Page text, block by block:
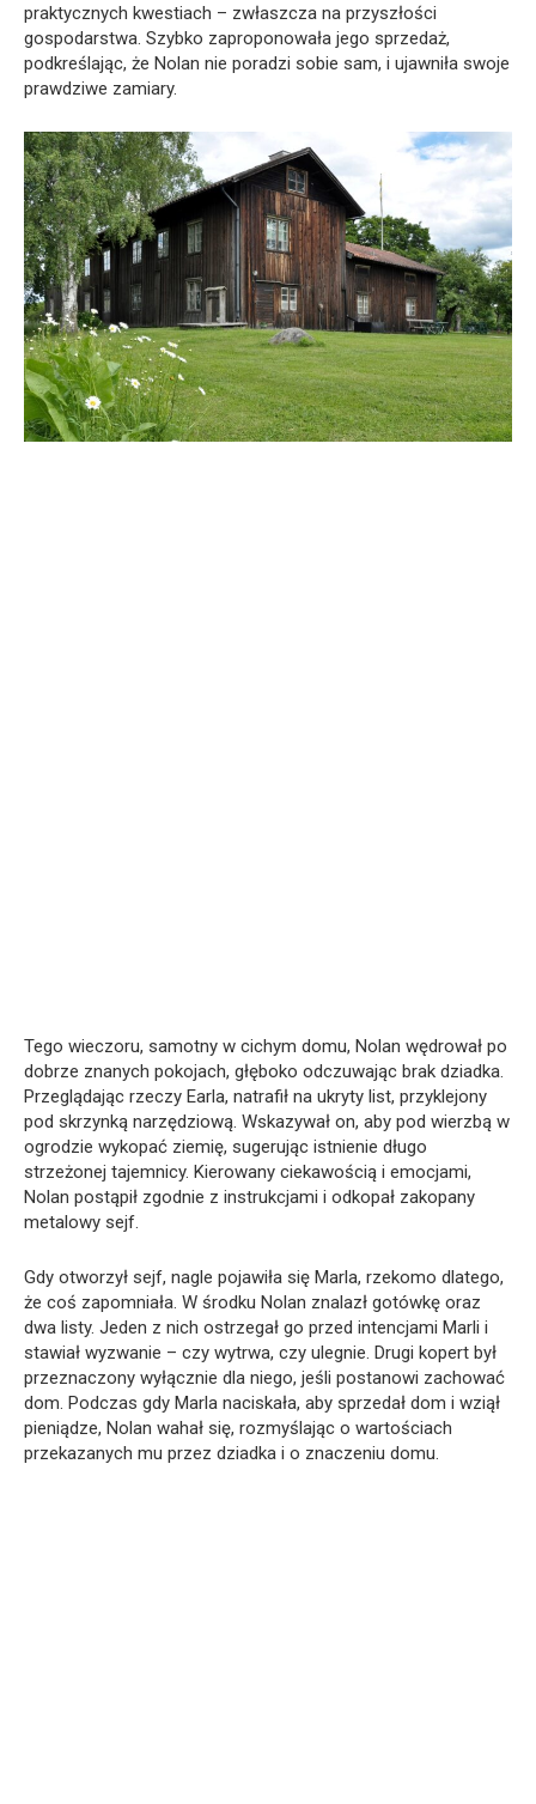
praktycznych kwestiach – zwłaszcza na przyszłości
gospodarstwa. Szybko zaproponowała jego sprzedaż,
podkreślając, że Nolan nie poradzi sobie sam, i ujawniła swoje
prawdziwe zamiary.
Tego wieczoru, samotny w cichym domu, Nolan wędrował po
dobrze znanych pokojach, głęboko odczuwając brak dziadka.
Przeglądając rzeczy Earla, natrafił na ukryty list, przyklejony
pod skrzynką narzędziową. Wskazywał on, aby pod wierzbą w
ogrodzie wykopać ziemię, sugerując istnienie długo
strzeżonej tajemnicy. Kierowany ciekawością i emocjami,
Nolan postąpił zgodnie z instrukcjami i odkopał zakopany
metalowy sejf.
Gdy otworzył sejf, nagle pojawiła się Marla, rzekomo dlatego,
że coś zapomniała. W środku Nolan znalazł gotówkę oraz
dwa listy. Jeden z nich ostrzegał go przed intencjami Marli i
stawiał wyzwanie – czy wytrwa, czy ulegnie. Drugi kopert był
przeznaczony wyłącznie dla niego, jeśli postanowi zachować
dom. Podczas gdy Marla naciskała, aby sprzedał dom i wziął
pieniądze, Nolan wahał się, rozmyślając o wartościach
przekazanych mu przez dziadka i o znaczeniu domu.